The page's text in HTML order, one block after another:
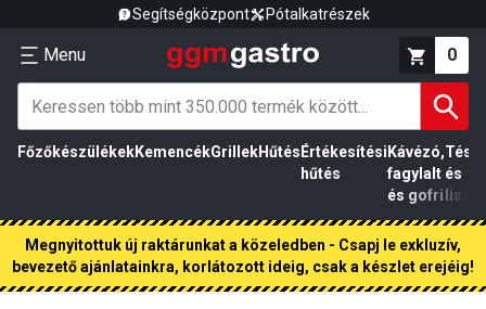
Segítségközpont Pótalkatrészek
Menu 0
FőzőkészülékekKemencékGrillekHűtés Értékesítési
hűtés
Kávézó,
fagylalt
és gofri
és
liszt
Megnyitottuk új raktárunkat a közeledben - Csapj le exkluzív,
bevezető ajánlatainkra, korlátozott ideig, csak a készlet erejéig!